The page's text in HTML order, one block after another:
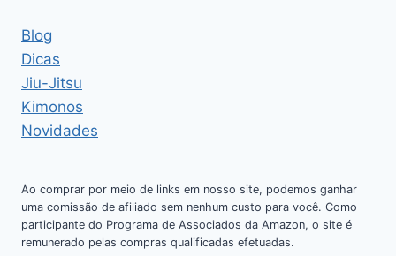
Blog
Dicas
Jiu-Jitsu
Kimonos
Novidades
Ao comprar por meio de links em nosso site, podemos ganhar
uma comissão de afiliado sem nenhum custo para você. Como
participante do Programa de Associados da Amazon, o site é
remunerado pelas compras qualificadas efetuadas.